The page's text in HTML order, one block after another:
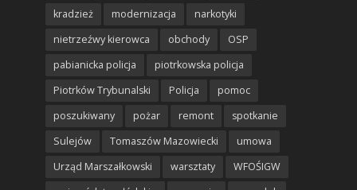
kradzież
modernizacja
narkotyki
nietrzeźwy kierowca
obchody
OSP
pabianicka policja
piotrkowska policja
Piotrków Trybunalski
Policja
pomoc
poszukiwany
pożar remont
spotkanie
Sulejów
Tomaszów Mazowiecki
umowa
Urząd Marszałkowski
warsztaty
WFOŚIGW